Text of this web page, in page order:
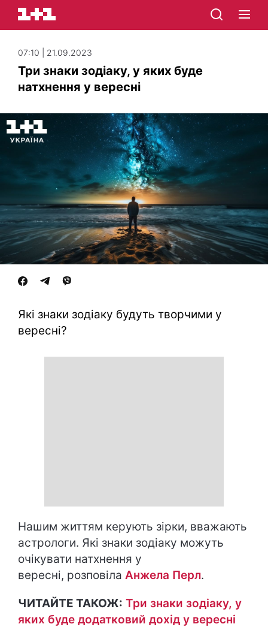
07:10 | 21.09.2023
Три знаки зодіаку, у яких буде
натхнення у вересні
Які знаки зодіаку будуть творчими у
вересні?
Нашим життям керують зірки, вважають
астрологи. Які знаки зодіаку можуть
очікувати натхнення у
вересні, розповіла Анжела Перл.
ЧИТАЙТЕ ТАКОЖ: Три знаки зодіаку, у
яких буде додатковий дохід у вересні